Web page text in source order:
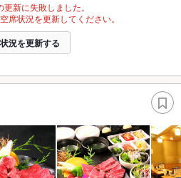
新に失敗しました。
席状況を更新してください。
況を更新する